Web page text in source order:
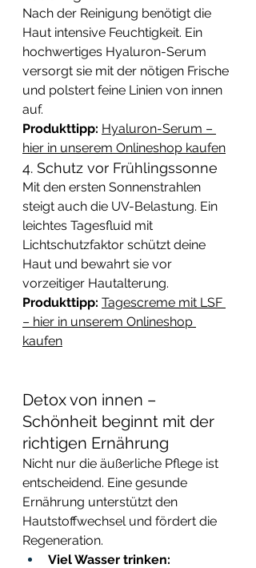
Nach der Reinigung benötigt die
Haut intensive Feuchtigkeit. Ein
hochwertiges Hyaluron-Serum
versorgt sie mit der nötigen Frische
und polstert feine Linien von innen
auf.
Produkttipp: Hyaluron-Serum –
hier in unserem Onlineshop kaufen
4. Schutz vor Frühlingssonne
Mit den ersten Sonnenstrahlen
steigt auch die UV-Belastung. Ein
leichtes Tagesfluid mit
Lichtschutzfaktor schützt deine
Haut und bewahrt sie vor
vorzeitiger Hautalterung.
Produkttipp: Tagescreme mit LSF
– hier in unserem Onlineshop
kaufen
Detox von innen –
Schönheit beginnt mit der
richtigen Ernährung
Nicht nur die äußerliche Pflege ist
entscheidend. Eine gesunde
Ernährung unterstützt den
Hautstoffwechsel und fördert die
Regeneration.
Viel Wasser trinken: